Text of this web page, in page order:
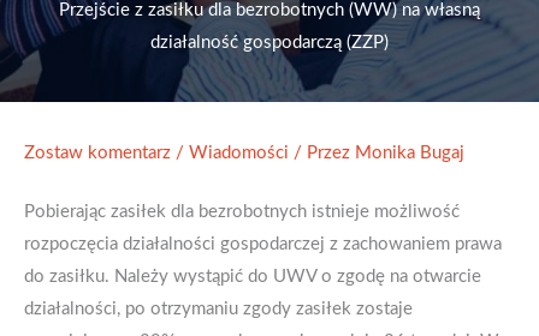
Przejście z zasiłku dla bezrobotnych (WW) na własną
działalność gospodarczą (ZZP)
Zostaw komentarz / Wiadomości / Przez Monika Bugaj
Pobierając zasiłek dla bezrobotnych istnieje możliwość
rozpoczęcia działalności gospodarczej z zachowaniem prawa
do zasiłku. Należy wystąpić do UWV o zgodę na otwarcie
działalności, po otrzymaniu zgody zasiłek zostaje